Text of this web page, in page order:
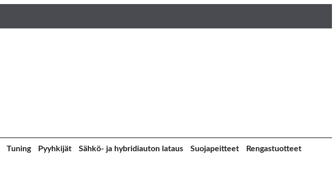
Tuning Pyyhkijät Sähkö- ja hybridiauton lataus Suojapeitteet
Rengastuotteet